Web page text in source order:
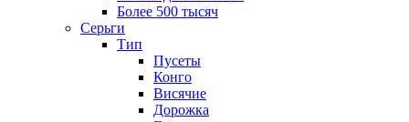
Более 500 тысяч
Серьги
Тип
Пусеты
Конго
Висячие
Дорожка